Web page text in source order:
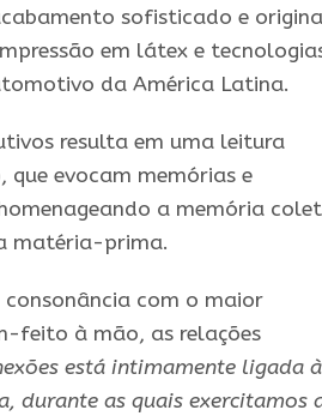
sofisticado e
em látex e
da América Latina.
resulta em uma leitura
evocam memórias e
a memória
matéria-prima.
com o maior
feito à mão, as relações
está intimamente ligada à
durante as quais exercitamos